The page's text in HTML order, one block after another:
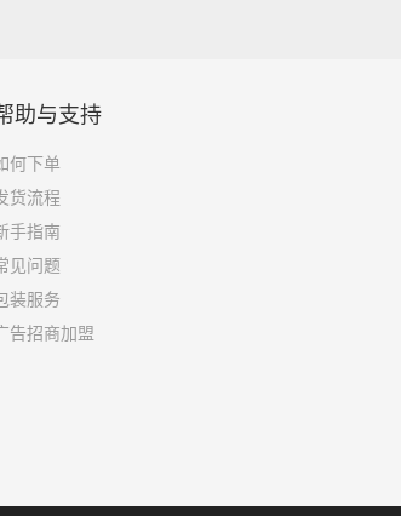
助与支持
何下单
货流程
手指南
见问题
装服务
告招商加盟